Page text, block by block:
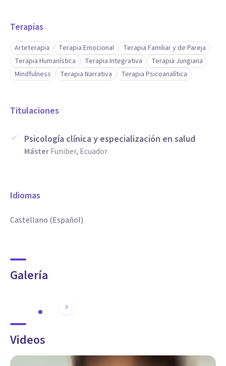
Terapias
Arteterapia Terapia Emocional
Terapia Familiar y de Pareja
Terapia Humanística
Terapia Integrativa
Terapia Jungiana
Mindfulness
Terapia Narrativa Terapia Psicoanalítica
Titulaciones
Psicología clínica y especialización en salud
MásterFuniber, Ecuador
Idiomas
Castellano (Español)
Galería
Videos